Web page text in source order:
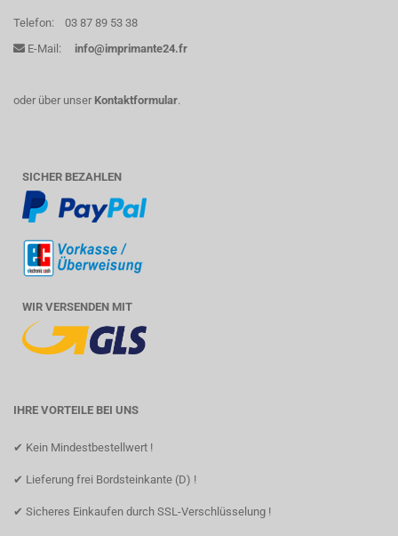
Telefon:
03 87 89 53 38
E-Mail:
info@imprimante24.fr
oder über unser Kontaktformular.
SICHER BEZAHLEN
WIR VERSENDEN MIT
IHRE VORTEILE BEI UNS
✔ Kein Mindestbestellwert !
✔ Lieferung frei Bordsteinkante (D) !
✔ Sicheres Einkaufen durch SSL-Verschlüsselung !